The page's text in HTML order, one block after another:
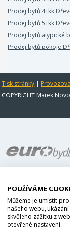
Prodej bytů 4+kk
Prodej bytů 5+kk
Prodej bytů atypické
Prodej bytů pokoje
Tisk stránky |
COPYRIGHT Marek
POUŽÍVÁME
Můžeme je umístit
našeho webu,
skvělého zážitku z
otevřené nastavení.